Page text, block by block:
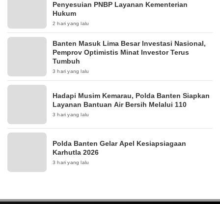
Penyesuian PNBP Layanan Kementerian
Hukum
2 hari yang lalu
Banten Masuk Lima Besar Investasi Nasional,
Pemprov Optimistis Minat Investor Terus
Tumbuh
3 hari yang lalu
Hadapi Musim Kemarau, Polda Banten Siapkan
Layanan Bantuan Air Bersih Melalui 110
3 hari yang lalu
Polda Banten Gelar Apel Kesiapsiagaan
Karhutla 2026
3 hari yang lalu